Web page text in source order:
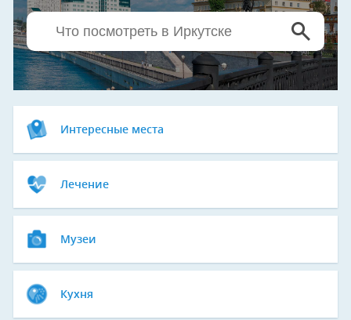
Интересные места
Лечение
Музеи
Кухня